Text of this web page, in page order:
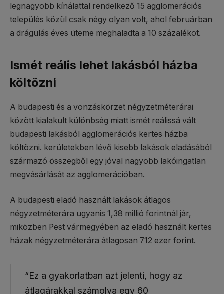
legnagyobb kínálattal rendelkező 15 agglomerációs
település közül csak négy olyan volt, ahol februárban
a drágulás éves üteme meghaladta a 10 százalékot.
Ismét reális lehet lakásból házba
költözni
A budapesti és a vonzáskörzet négyzetméterárai
között kialakult különbség miatt ismét reálissá vált
budapesti lakásból agglomerációs kertes házba
költözni. kerületekben lévő kisebb lakások eladásából
származó összegből egy jóval nagyobb lakóingatlan
megvásárlását az agglomerációban.
A budapesti eladó használt lakások átlagos
négyzetméterára ugyanis 1,38 millió forintnál jár,
miközben Pest vármegyében az eladó használt kertes
házak négyzetméterára átlagosan 712 ezer forint.
“Ez a gyakorlatban azt jelenti, hogy az
átlagárakkal számolva egy 60